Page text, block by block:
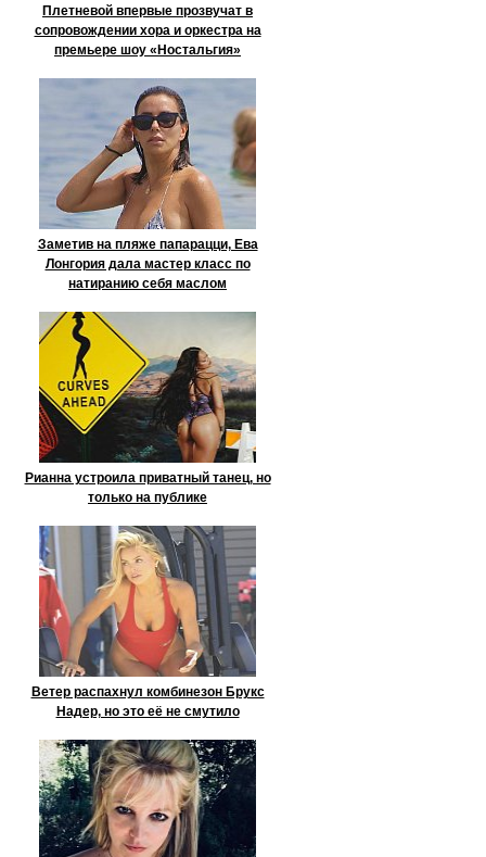
Плетневой впервые прозвучат в
сопровождении хора и оркестра на
премьере шоу «Ностальгия»
Заметив на пляже папарацци, Ева
Лонгория дала мастер класс по
натиранию себя маслом
Рианна устроила приватный танец, но
только на публике
Ветер распахнул комбинезон Брукс
Надер, но это её не смутило